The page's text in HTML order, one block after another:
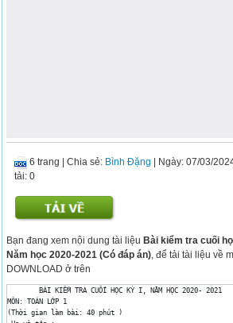
6 trang |Chia sẻ: Bình Đặng | Ngày: 07/03/
tải: 0
Bạn đang xem nội dung tài liệuBài kiểm tra cuối
Năm học 2020-2021 (Có đáp án) , để tải tài liệu về
DOWNLOAD ở trên
	BÀI KIỂM TRA CUỐI HỌC KỲ I, NĂM HỌC 2020- 2021
MÔN: TOÁN LỚP 1
(Thời gian làm bài: 40 phút )